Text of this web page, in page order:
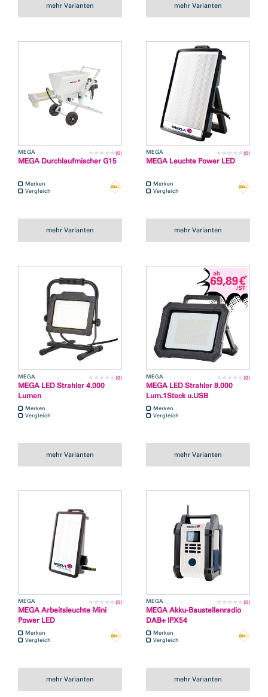
mehr Varianten mehr Varianten
MEGA (0)
MEGA Durchlaufmischer G15
Merken
Vergleich
mehr Varianten
MEGA (0)
MEGA Leuchte Power LED
Merken
Vergleich
mehr Varianten
MEGA (0)
MEGA LED Strahler 4.000
Lumen
Merken
Vergleich
mehr Varianten
MEGA (0)
MEGA LED Strahler 8.000
Lum.1Steck u.USB
Merken
Vergleich
mehr Varianten
MEGA (0)
MEGA Arbeitsleuchte Mini
Power LED
Merken
Vergleich
mehr Varianten
MEGA (0)
MEGA Akku-Baustellenradio
DAB+ IPX54
Merken
Vergleich
mehr Varianten